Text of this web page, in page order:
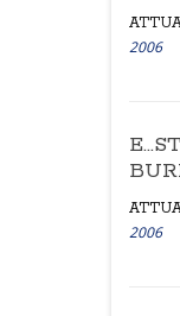
2006
2006